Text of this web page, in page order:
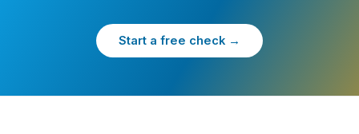
Start a free check →